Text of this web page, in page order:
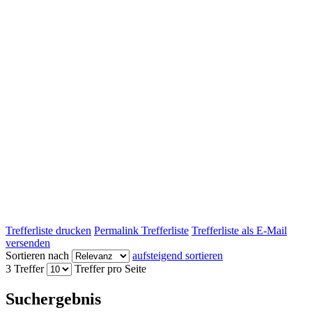
Trefferliste drucken Permalink Trefferliste Trefferliste als E-Mail
versenden
Sortieren nach
aufsteigend sortieren
3 Treffer
Treffer pro Seite
Suchergebnis